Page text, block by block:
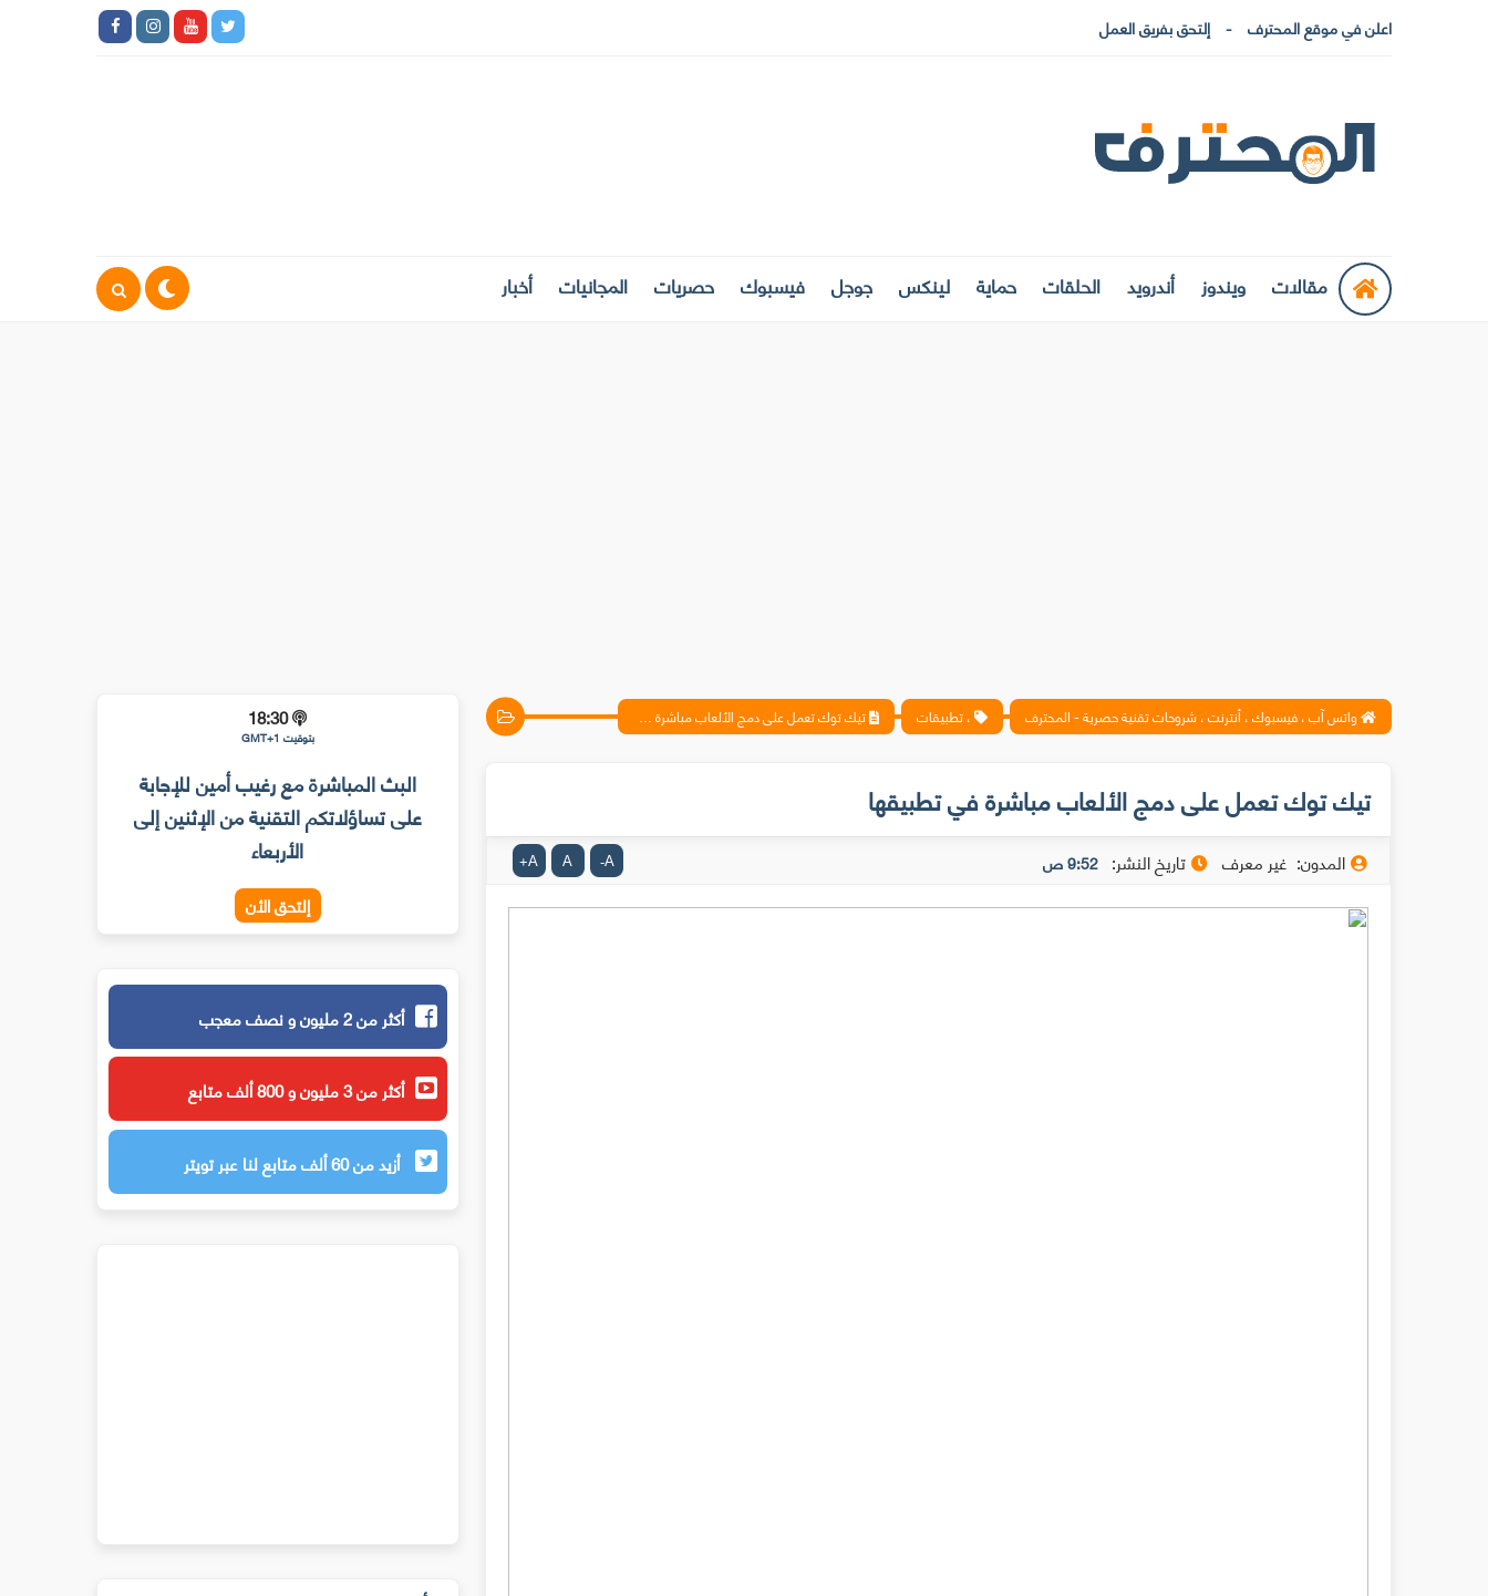
اعلن في موقع المحترف إلتحق بفريق العمل
مقالات ويندوز أندرويد الحلقات حماية لينكس جوجل فيسبوك حصريات المجانيات أخبار
واتس آب ، فيسبوك ، أنترنت ، شروحات تقنية حصرية - المحترف ، تطبيقات تيك توك تعمل على دمج الألعاب مباشرة في تطبيقها
تيك توك تعمل على دمج الألعاب مباشرة في تطبيقها
المدون: غير معرف تاريخ النشر: 9:52 ص A
-
A
A
+
18:30
بتوقيت GMT+1
البث المباشرة مع رغيب أمين للإجابة
على تساؤلاتكم التقنية من الإثنين إلى
الأربعاء
إلتحق الأن
أكثر من 2 مليون و نصف معجب
أكثر من 3 مليون و 800 ألف متابع
أزيد من 60 ألف متابع لنا عبر تويتر